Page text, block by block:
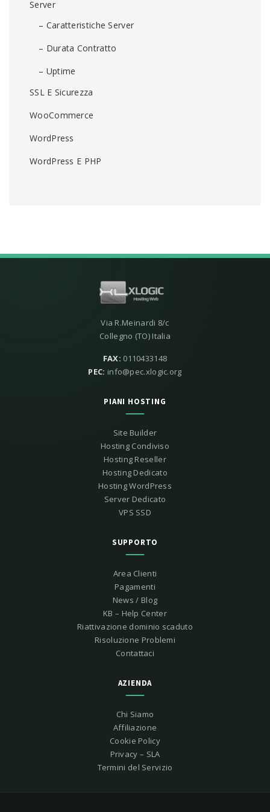
Server
– Caratteristiche Server
– Durata Contratto
– Uptime
SSL E Sicurezza
WooCommerce
WordPress
WordPress E PHP
Via R.Meinardi 8/c
Collegno (TO) Italia
FAX: 0110433148
PEC: info@pec.xlogic.org
PIANI HOSTING
Site Builder
Hosting Condiviso
Hosting Reseller
Hosting Dedicato
Hosting WordPress
Server Dedicato
VPS SSD
SUPPORTO
Area Clienti
Pagamenti
News / Blog
KB – Help Center
Riattivazione dominio scaduto
Risoluzione Problemi
Contattaci
AZIENDA
Chi Siamo
Affiliazione
Cookie Policy
Privacy – SLA
Termini del Servizio